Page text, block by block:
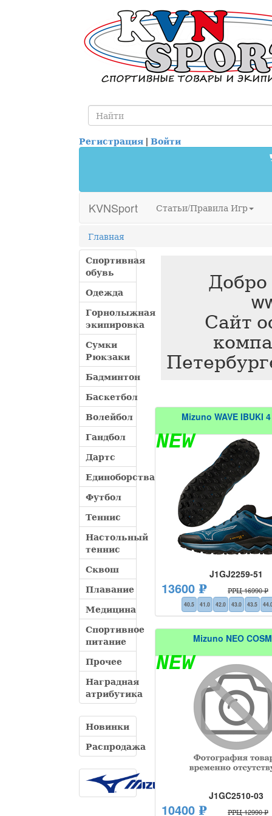
Регистрация | Войти
KVNSport Статьи/Правила Игр
Главная
Спортивная
обувь
Одежда
Горнолыжная
экипировка
Сумки
Рюкзаки
Бадминтон
Баскетбол
Волейбол
Гандбол
Дартс
Единоборства
Футбол
Теннис
Настольный
теннис
Сквош
Плавание
Медицина
Спортивное
питание
Прочее
Наградная
атрибутика
Новинки
Распродажа
Добро
Сайт
Mizuno WAVE IBUKI
NEW
J1GJ2259-51
13600 ₽ РРЦ 16990 ₽
40.5 41.0 42.0 43.0 43.5
Mizuno NEO
NEW
J1GC2510-03
10400 ₽ РРЦ 12990 ₽